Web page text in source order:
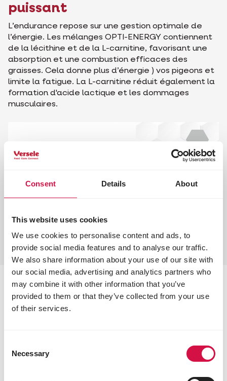
Consent Details About
This website uses cookies
We use cookies to personalise content and ads, to
provide social media features and to analyse our traffic.
We also share information about your use of our site with
our social media, advertising and analytics partners who
may combine it with other information that you’ve
provided to them or that they’ve collected from your use
of their services.
Selection
Necessary
puissant
L’endurance repose sur une gestion optimale de
l’énergie. Les mélanges OPTI-ENERGY contiennent
de la lécithine et de la L-carnitine, favorisant une
absorption et une combustion efficaces des
graisses. Cela donne plus d’énergie ) vos pigeons et
limite la fatigue. La L-carnitine réduit également la
formation d'acide lactique et les dommages
musculaires.
OPTI-FIT : pigeons toujours en
pleine forme
supplémentaires, les mélanges OPTI-FIT renforcent
unique avec l’acide butyrique estérifié favorise